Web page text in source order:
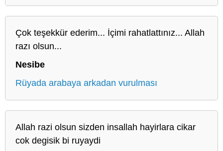
Çok teşekkür ederim... İçimi rahatlattınız... Allah
razı olsun...
Nesibe
Rüyada arabaya arkadan vurulması
Allah razi olsun sizden insallah hayirlara cikar
cok degisik bi ruyaydi